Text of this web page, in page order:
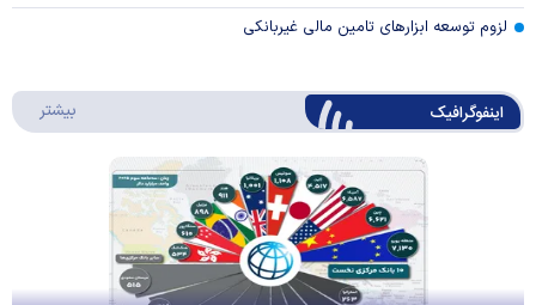
لزوم توسعه ابزارهای تامین مالی غیربانکی
اینفوگرافیک بیشتر